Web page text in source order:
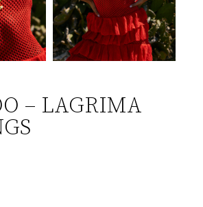
– LAGRIMA